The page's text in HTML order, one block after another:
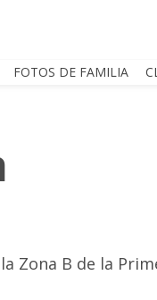
FOTOS DE FAMILIA
Zona B de la